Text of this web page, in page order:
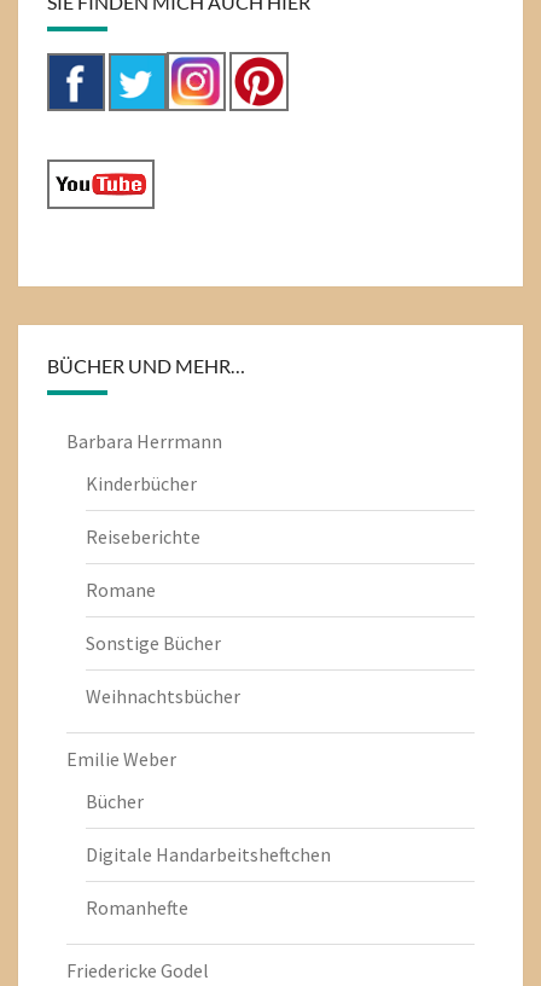
BÜCHER UND MEHR…
Barbara Herrmann
Kinderbücher
Reiseberichte
Romane
Sonstige Bücher
Weihnachtsbücher
Emilie Weber
Bücher
Digitale Handarbeitsheftchen
Romanhefte
Friedericke Godel